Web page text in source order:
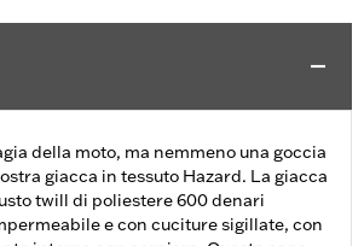
della moto, ma nemmeno una goccia
giacca in tessuto Hazard. La giacca
twill di poliestere 600 denari
e con cuciture sigillate, con